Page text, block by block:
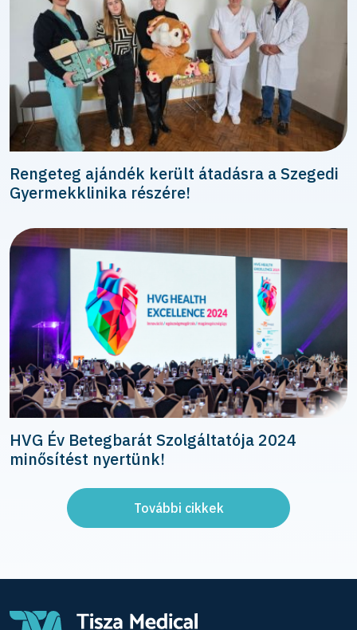
Rengeteg ajándék került átadásra a Szegedi
Gyermekklinika részére!
HVG Év Betegbarát Szolgáltatója 2024
minősítést nyertünk!
További cikkek